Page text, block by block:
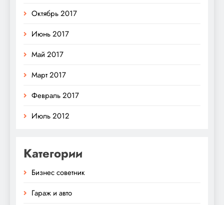
Октябрь 2017
Июнь 2017
Май 2017
Март 2017
Февраль 2017
Июль 2012
Категории
Бизнес советник
Гараж и авто